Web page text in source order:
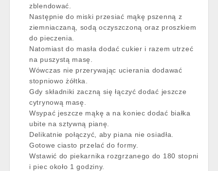
zblendować.
Następnie do miski przesiać mąkę pszenną z
ziemniaczaną, sodą oczyszczoną oraz proszkiem
do pieczenia.
Natomiast do masła dodać cukier i razem utrzeć
na puszystą masę.
Wówczas nie przerywając ucierania dodawać
stopniowo żółtka.
Gdy składniki zaczną się łączyć dodać jeszcze
cytrynową masę.
Wsypać jeszcze mąkę a na koniec dodać białka
ubite na sztywną pianę.
Delikatnie połączyć, aby piana nie osiadła.
Gotowe ciasto przelać do formy.
Wstawić do piekarnika rozgrzanego do 180 stopni
i piec około 1 godziny.